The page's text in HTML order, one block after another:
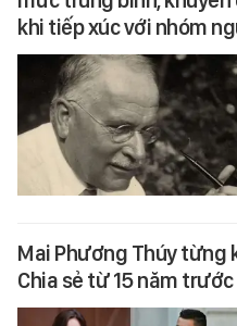
khi tiếp xúc với nhóm
Mai Phương Thúy từng
Chia sẻ từ 15 năm